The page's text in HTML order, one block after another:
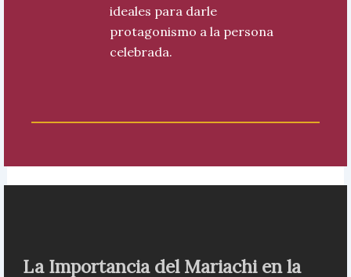
ideales para darle
protagonismo a la persona
celebrada.
La Importancia del Mariachi en la